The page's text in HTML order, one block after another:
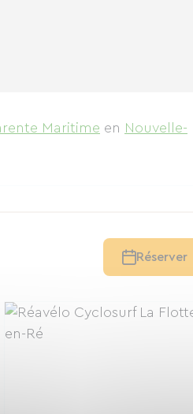
Maritime en Nouvelle-
Réserver